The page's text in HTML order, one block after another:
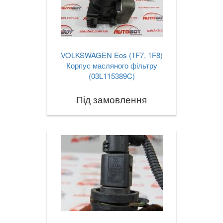
VOLKSWAGEN Eos (1F7, 1F8)
Корпус масляного фільтру
(03L115389C)
Під замовлення